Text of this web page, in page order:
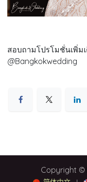
สอบถามโปรโมชั่นเพิ่ม
@Bangkokwedding
Copyright ©